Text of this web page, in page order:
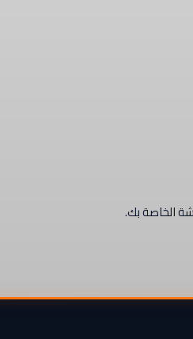
الخاصة بك.